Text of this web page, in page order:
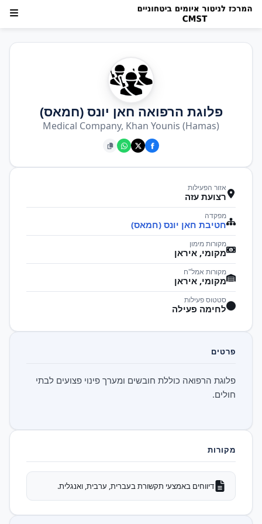
פלוגת הרפואה חאן יונס (חמאס)
Medical Company, Khan Younis (Hamas)
אזור הפעילות
רצועת עזה
מפקדה
חטיבת חאן יונס (חמאס)
מקורות מימון
מקומי, איראן
מקורות אמל"ח
מקומי, איראן
סטטוס פעילות
לחימה פעילה
פרטים
פלוגת הרפואה כוללת חובשים ומערך פינוי פצועים לבתי
חולים.
מקורות
דיווחים באמצעי תקשורת בעברית, ערבית, ואנגלית.